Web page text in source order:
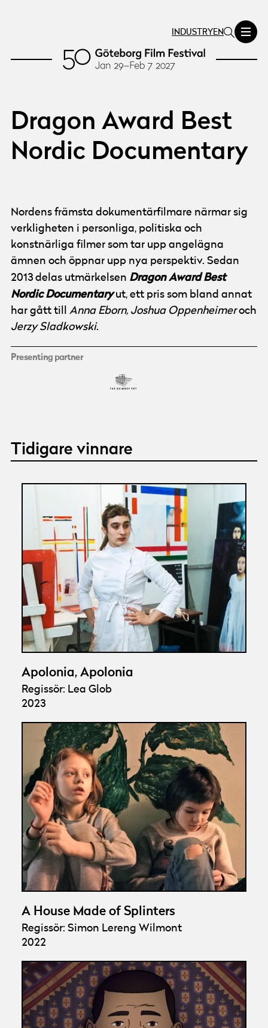
INDUSTRY EN
Dragon Award Best
Nordic Documentary
Nordens främsta dokumentärfilmare närmar sig
verkligheten i personliga, politiska och
konstnärliga filmer som tar upp angelägna
ämnen och öppnar upp nya perspektiv. Sedan
2013 delas utmärkelsen Dragon Award Best
Nordic Documentaryut, ett pris som bland annat
har gått till Anna Eborn, Joshua Oppenheimeroch
Jerzy Sladkowski.
Presenting partner
Tidigare vinnare
Apolonia, Apolonia
Regissör: Lea Glob
2023
A House Made of Splinters
Regissör: Simon Lereng Wilmont
2022